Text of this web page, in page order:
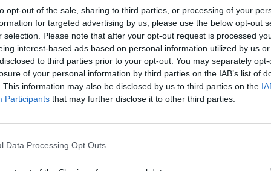
opt-out of the sale, sharing to third parties, or processing of your
for targeted advertising by us, please use the below opt-out
selection. Please note that after your opt-out request is processed
interest-based ads based on personal information utilized by us
to third parties prior to your opt-out. You may separately
of your personal information by third parties on the IAB’s list of
This information may also be disclosed by us to third parties on the
Participants that may further disclose it to other third parties.
Data Processing Opt Outs
“Castrum musicae – Don Pasquale”, opera buffa in tre
dedicato al Premio Vermentino 2026, la tradizionale
alla sua 33ª edizione, con esposizione,
dei vincitori. In contemporanea si terrà anche la “Festa
Amici del Castello.
Paese da fiaba”, spettacolo teatrale itinerante per le vie
“Sogni coi piedi per terra”.